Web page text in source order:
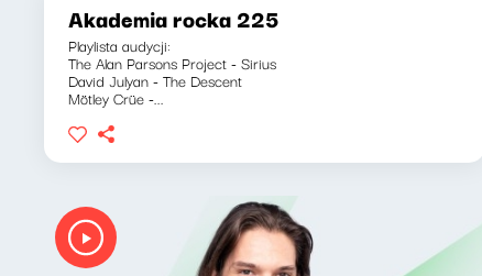
Akademia rocka 225
Playlista audycji:
The Alan Parsons Project - Sirius
David Julyan - The Descent
Mötley Crüe -...